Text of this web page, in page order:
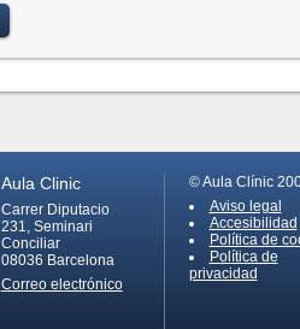
Aula Clinic
Carrer Diputacio
231, Seminari
Conciliar
08036 Barcelona
Correo electrónico
© Aula Clínic
Aviso legal
Accesibilidad
Política de
Política de
privacidad